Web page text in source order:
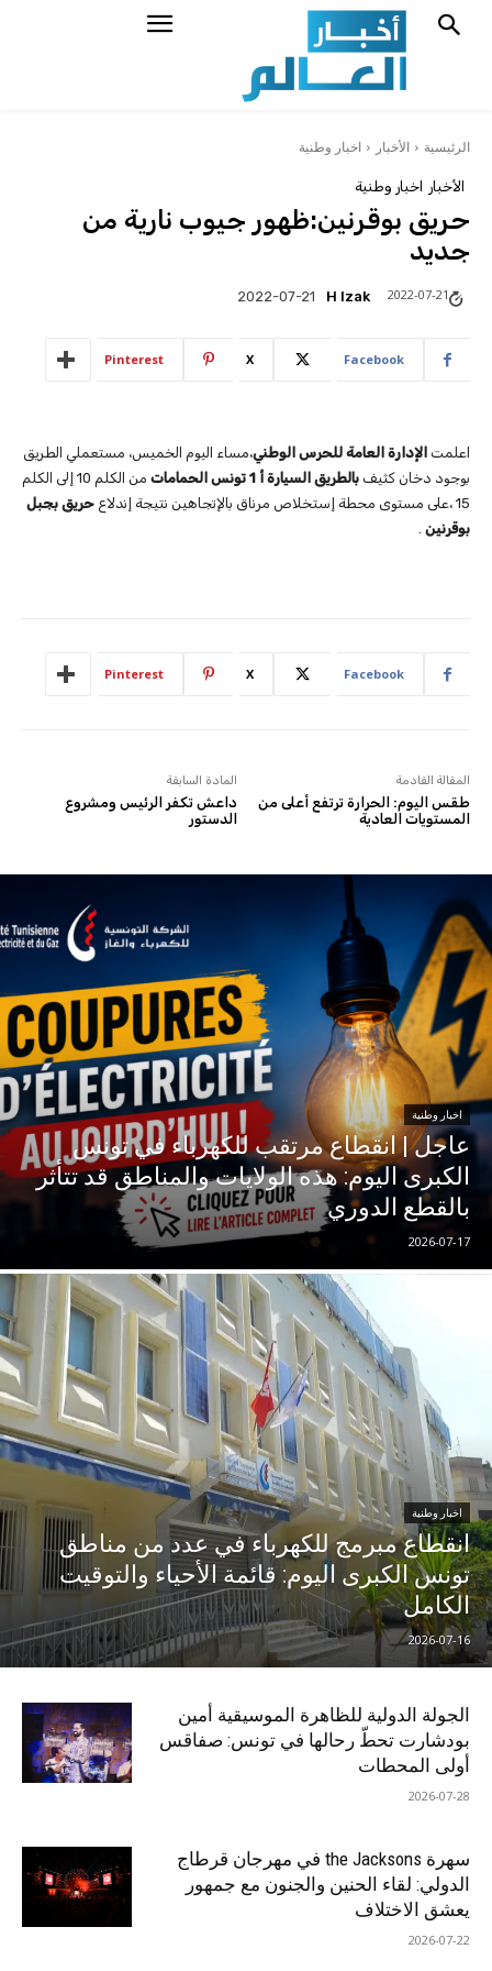
الرئيسية الأخبار اخبار وطنية
الأخبار اخبار وطنية
حريق بوقرنين:ظهور جيوب نارية من
جديد
H Izak
2022-07-21 2022-07-21
Facebook
X
Pinterest
اعلمت الإدارة العامة للحرس الوطني،مساء اليوم الخميس، مستعملي الطريق
بوجود دخان كثيف بالطريق السيارة أ 1 تونس الحمامات
من الكلم 10 إلى الكلم
15 ،على مستوى محطة إستخلاص مرناق بالإتجاهين نتيجة إندلاع
حريق بجبل
بوقرنين .
Facebook
X
Pinterest
المادة السابقة
داعش تكفر الرئيس ومشروع
الدستور
المقالة القادمة
طقس اليوم: الحرارة ترتفع أعلى من
المستويات العادية
اخبار وطنية
عاجل | انقطاع مرتقب للكهرباء في تونس
الكبرى اليوم: هذه الولايات والمناطق قد تتأثر
بالقطع الدوري
2026-07-17
اخبار وطنية
انقطاع مبرمج للكهرباء في عدد من مناطق
تونس الكبرى اليوم: قائمة الأحياء والتوقيت
الكامل
2026-07-16
الجولة الدولية للظاهرة الموسيقية أمين
بودشارت تحطّ رحالها في تونس: صفاقس
أولى المحطات
2026-07-28
سهرة the Jacksons في مهرجان قرطاج
الدولي: لقاء الحنين والجنون مع جمهور
يعشق الاختلاف
2026-07-22